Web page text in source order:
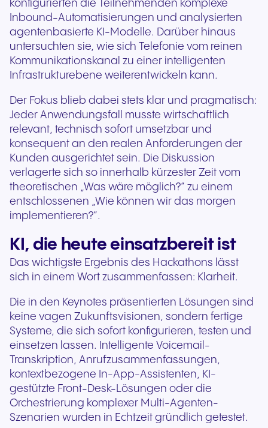
konfigurierten die Teilnehmenden komplexe
Inbound-Automatisierungen und analysierten
agentenbasierte KI-Modelle. Darüber hinaus
untersuchten sie, wie sich Telefonie vom reinen
Kommunikationskanal zu einer intelligenten
Infrastrukturebene weiterentwickeln kann.
Der Fokus blieb dabei stets klar und pragmatisch:
Jeder Anwendungsfall musste wirtschaftlich
relevant, technisch sofort umsetzbar und
konsequent an den realen Anforderungen der
Kunden ausgerichtet sein. Die Diskussion
verlagerte sich so innerhalb kürzester Zeit vom
theoretischen „Was wäre möglich?“ zu einem
entschlossenen „Wie können wir das morgen
implementieren?“.
KI, die heute einsatzbereit ist
Das wichtigste Ergebnis des Hackathons lässt
sich in einem Wort zusammenfassen: Klarheit.
Die in den Keynotes präsentierten Lösungen sind
keine vagen Zukunftsvisionen, sondern fertige
Systeme, die sich sofort konfigurieren, testen und
einsetzen lassen. Intelligente Voicemail-
Transkription, Anrufzusammenfassungen,
kontextbezogene In-App-Assistenten, KI-
gestützte Front-Desk-Lösungen oder die
Orchestrierung komplexer Multi-Agenten-
Szenarien wurden in Echtzeit gründlich getestet.